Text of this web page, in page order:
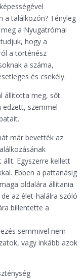
a találkozón? Tényleg
a Nyugatrómai
hogy a
a történész
a száma,
és csekély.
állította meg, sőt
edzett, szemmel
már bevették az
Egyszerre kellett
Ebben a pattanásig
oldalára állítania
az élet-halálra szóló
billentette a
semmivel nem
vagy inkább azok